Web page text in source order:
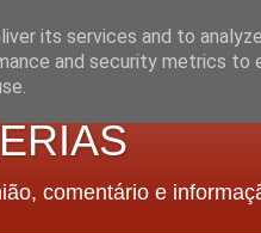
comentário e
its services and to
and security metrics to